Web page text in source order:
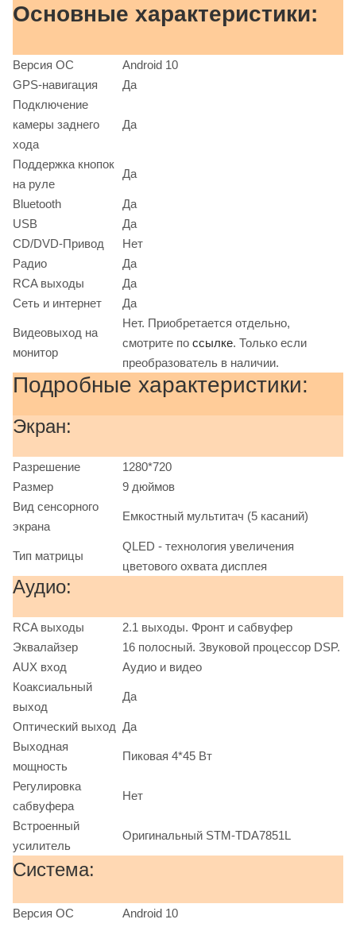
Основные характеристики:
Версия ОС
Android 10
GPS-навигация
Да
Подключение
камеры заднего
хода
Да
Поддержка кнопок
на руле
Да
Bluetooth
Да
USB
Да
CD/DVD-Привод
Нет
Радио
Да
RCA выходы
Да
Сеть и интернет
Да
Видеовыход на
монитор
Нет. Приобретается отдельно,
смотрите по ссылке. Только если
преобразователь в наличии.
Подробные характеристики:
Экран:
Разрешение
1280*720
Размер
9 дюймов
Вид сенсорного
экрана
Емкостный мультитач (5 касаний)
Тип матрицы
QLED - технология увеличения
цветового охвата дисплея
Аудио:
RCA выходы
2.1 выходы. Фронт и сабвуфер
Эквалайзер
16 полосный. Звуковой процессор DSP.
AUX вход
Аудио и видео
Коаксиальный
выход
Да
Оптический выход Да
Выходная
мощность
Пиковая 4*45 Вт
Регулировка
сабвуфера
Нет
Встроенный
усилитель
Оригинальный STM-TDA7851L
Система:
Версия ОС
Android 10